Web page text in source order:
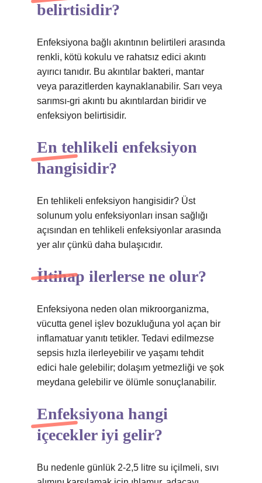
belirtisidir?
Enfeksiyona bağlı akıntının belirtileri arasında
renkli, kötü kokulu ve rahatsız edici akıntı
ayırıcı tanıdır. Bu akıntılar bakteri, mantar
veya parazitlerden kaynaklanabilir. Sarı veya
sarımsı-gri akıntı bu akıntılardan biridir ve
enfeksiyon belirtisidir.
En tehlikeli enfeksiyon
hangisidir?
En tehlikeli enfeksiyon hangisidir? Üst
solunum yolu enfeksiyonları insan sağlığı
açısından en tehlikeli enfeksiyonlar arasında
yer alır çünkü daha bulaşıcıdır.
İltihap ilerlerse ne olur?
Enfeksiyona neden olan mikroorganizma,
vücutta genel işlev bozukluğuna yol açan bir
inflamatuar yanıtı tetikler. Tedavi edilmezse
sepsis hızla ilerleyebilir ve yaşamı tehdit
edici hale gelebilir; dolaşım yetmezliği ve şok
meydana gelebilir ve ölümle sonuçlanabilir.
Enfeksiyona hangi
içecekler iyi gelir?
Bu nedenle günlük 2-2,5 litre su içilmeli, sıvı